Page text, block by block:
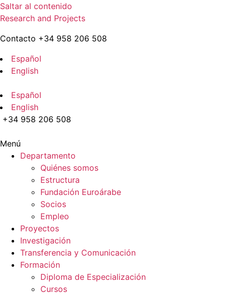
Saltar al contenido
Research and Projects
Contacto +34 958 206 508
Español
English
Español
English
+34 958 206 508
Menú
Departamento
Quiénes somos
Estructura
Fundación Euroárabe
Socios
Empleo
Proyectos
Investigación
Transferencia y Comunicación
Formación
Diploma de Especialización
Cursos